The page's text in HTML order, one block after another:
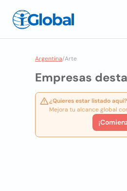
Argentina/Arte
Empresas
¿Quieres estar listado aquí?
Mejora tu alcance global